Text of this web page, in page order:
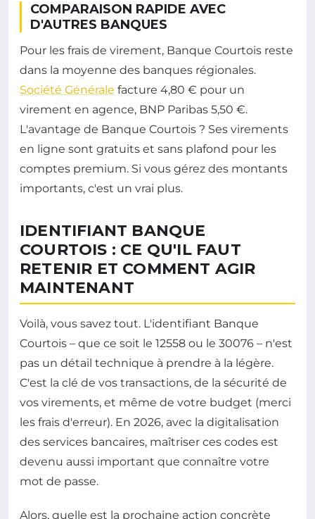
COMPARAISON RAPIDE AVEC
D'AUTRES BANQUES
Pour les frais de virement, Banque Courtois reste
dans la moyenne des banques régionales.
Société Générale facture 4,80 € pour un
virement en agence, BNP Paribas 5,50 €.
L'avantage de Banque Courtois ? Ses virements
en ligne sont gratuits et sans plafond pour les
comptes premium. Si vous gérez des montants
importants, c'est un vrai plus.
IDENTIFIANT BANQUE
COURTOIS : CE QU'IL FAUT
RETENIR ET COMMENT AGIR
MAINTENANT
Voilà, vous savez tout. L'identifiant Banque
Courtois – que ce soit le 12558 ou le 30076 – n'est
pas un détail technique à prendre à la légère.
C'est la clé de vos transactions, de la sécurité de
vos virements, et même de votre budget (merci
les frais d'erreur). En 2026, avec la digitalisation
des services bancaires, maîtriser ces codes est
devenu aussi important que connaître votre
mot de passe.
Alors, quelle est la prochaine action concrète